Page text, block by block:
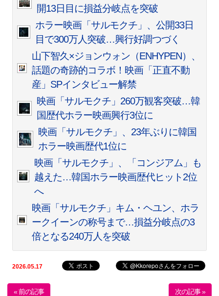
開13日目に損益分岐点を突破
ホラー映画「サルモクチ」、公開33日
目で300万人突破…興行好調つづく
山下智久×ジョンウォン（ENHYPEN）、
話題の奇跡的コラボ！映画「正直不動
産」SPインタビュー解禁
映画「サルモクチ」260万観客突破…韓
国歴代ホラー映画興行3位に
映画「サルモクチ」、23年ぶりに韓国
ホラー映画歴代1位に
映画「サルモクチ」、「コンジアム」も
越えた…韓国ホラー映画歴代ヒット2位
へ
映画「サルモクチ」キム・ヘユン、ホラ
ークイーンの称号まで…損益分岐点の3
倍となる240万人を突破
2026.05.17
« 前の記事 次の記事 »